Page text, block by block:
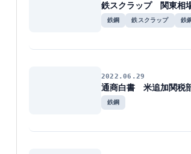
鉄スクラップ 関東相
鉄鋼 鉄スクラップ 鉄
2022.06.29
通商白書 米追加関税
鉄鋼